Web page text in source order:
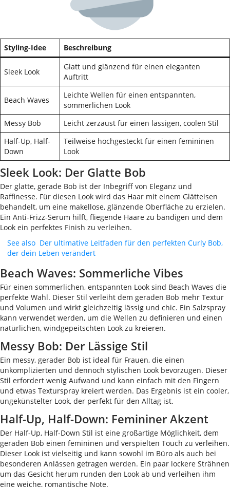
Styling-Idee Beschreibung
Sleek Look
Glatt und glänzend für einen eleganten
Auftritt
Beach Waves
Leichte Wellen für einen entspannten,
sommerlichen Look
Messy Bob
Leicht zerzaust für einen lässigen, coolen Stil
Half-Up, Half-
Down
Teilweise hochgesteckt für einen femininen
Look
Sleek Look: Der Glatte Bob
Der glatte, gerade Bob ist der Inbegriff von Eleganz und
Raffinesse. Für diesen Look wird das Haar mit einem Glätteisen
behandelt, um eine makellose, glänzende Oberfläche zu erzielen.
Ein Anti-Frizz-Serum hilft, fliegende Haare zu bändigen und dem
Look ein perfektes Finish zu verleihen.
See also Der ultimative Leitfaden für den perfekten Curly Bob,
der dein Leben verändert
Beach Waves: Sommerliche Vibes
Für einen sommerlichen, entspannten Look sind Beach Waves die
perfekte Wahl. Dieser Stil verleiht dem geraden Bob mehr Textur
und Volumen und wirkt gleichzeitig lässig und chic. Ein Salzspray
kann verwendet werden, um die Wellen zu definieren und einen
natürlichen, windgepeitschten Look zu kreieren.
Messy Bob: Der Lässige Stil
Ein messy, gerader Bob ist ideal für Frauen, die einen
unkomplizierten und dennoch stylischen Look bevorzugen. Dieser
Stil erfordert wenig Aufwand und kann einfach mit den Fingern
und etwas Texturspray kreiert werden. Das Ergebnis ist ein cooler,
ungekünstelter Look, der perfekt für den Alltag ist.
Half-Up, Half-Down: Femininer Akzent
Der Half-Up, Half-Down Stil ist eine großartige Möglichkeit, dem
geraden Bob einen femininen und verspielten Touch zu verleihen.
Dieser Look ist vielseitig und kann sowohl im Büro als auch bei
besonderen Anlässen getragen werden. Ein paar lockere Strähnen
um das Gesicht herum runden den Look ab und verleihen ihm
eine weiche, romantische Note.